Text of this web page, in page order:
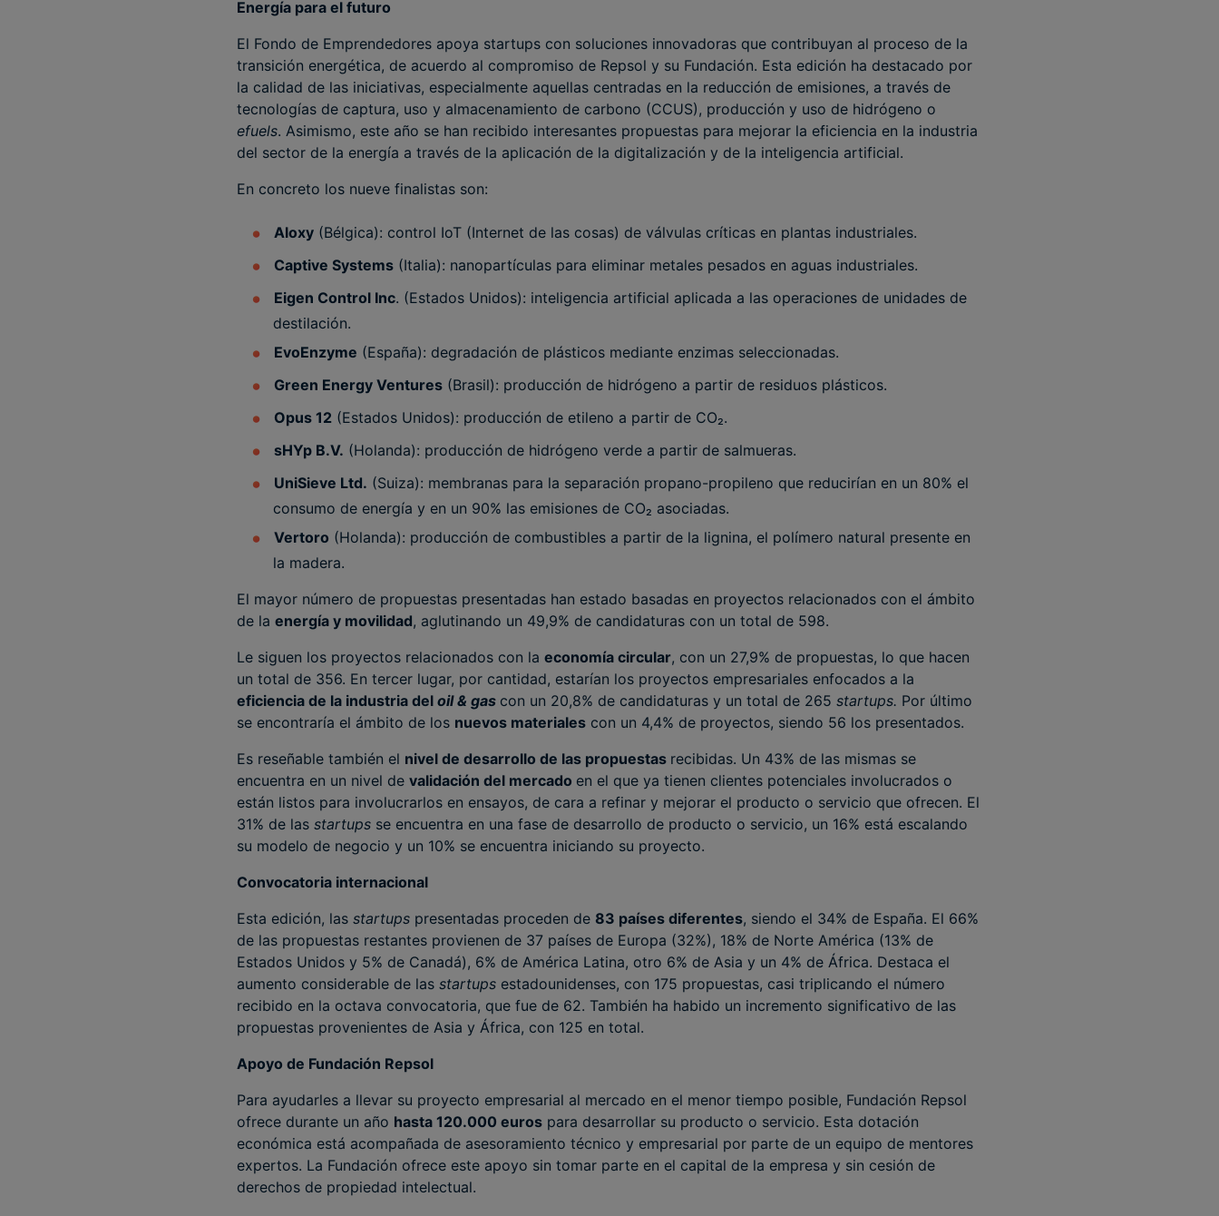
Energía para el futuro
El Fondo de Emprendedores apoya startups con soluciones innovadoras que contribuyan al proceso de la
transición energética, de acuerdo al compromiso de Repsol y su Fundación. Esta edición ha destacado por
la calidad de las iniciativas, especialmente aquellas centradas en la reducción de emisiones, a través de
tecnologías de captura, uso y almacenamiento de carbono (CCUS), producción y uso de hidrógeno o
efuels. Asimismo, este año se han recibido interesantes propuestas para mejorar la eficiencia en la industria
del sector de la energía a través de la aplicación de la digitalización y de la inteligencia artificial.
En concreto los nueve finalistas son:
Aloxy (Bélgica): control IoT (Internet de las cosas) de válvulas críticas en plantas industriales.
Captive Systems (Italia): nanopartículas para eliminar metales pesados en aguas industriales.
Eigen Control Inc. (Estados Unidos): inteligencia artificial aplicada a las operaciones de unidades de
destilación.
EvoEnzyme (España): degradación de plásticos mediante enzimas seleccionadas.
Green Energy Ventures (Brasil): producción de hidrógeno a partir de residuos plásticos.
Opus 12 (Estados Unidos): producción de etileno a partir de CO₂.
sHYp B.V. (Holanda): producción de hidrógeno verde a partir de salmueras.
UniSieve Ltd. (Suiza): membranas para la separación propano-propileno que reducirían en un 80% el
consumo de energía y en un 90% las emisiones de CO₂ asociadas.
Vertoro (Holanda): producción de combustibles a partir de la lignina, el polímero natural presente en
la madera.
El mayor número de propuestas presentadas han estado basadas en proyectos relacionados con el ámbito
de la energía y movilidad, aglutinando un 49,9% de candidaturas con un total de 598.
Le siguen los proyectos relacionados con la economía circular, con un 27,9% de propuestas, lo que hacen
un total de 356. En tercer lugar, por cantidad, estarían los proyectos empresariales enfocados a la
eficiencia de la industria del oil & gas con un 20,8% de candidaturas y un total de 265 startups. Por último
se encontraría el ámbito de los nuevos materiales con un 4,4% de proyectos, siendo 56 los presentados.
Es reseñable también el nivel de desarrollo de las propuestas recibidas. Un 43% de las mismas se
encuentra en un nivel de validación del mercado en el que ya tienen clientes potenciales involucrados o
están listos para involucrarlos en ensayos, de cara a refinar y mejorar el producto o servicio que ofrecen. El
31% de las startups se encuentra en una fase de desarrollo de producto o servicio, un 16% está escalando
su modelo de negocio y un 10% se encuentra iniciando su proyecto.
Convocatoria internacional
Esta edición, las startups presentadas proceden de 83 países diferentes, siendo el 34% de España. El 66%
de las propuestas restantes provienen de 37 países de Europa (32%), 18% de Norte América (13% de
Estados Unidos y 5% de Canadá), 6% de América Latina, otro 6% de Asia y un 4% de África. Destaca el
aumento considerable de las startups estadounidenses, con 175 propuestas, casi triplicando el número
recibido en la octava convocatoria, que fue de 62. También ha habido un incremento significativo de las
propuestas provenientes de Asia y África, con 125 en total.
Apoyo de Fundación Repsol
Para ayudarles a llevar su proyecto empresarial al mercado en el menor tiempo posible, Fundación Repsol
ofrece durante un año hasta 120.000 euros para desarrollar su producto o servicio. Esta dotación
económica está acompañada de asesoramiento técnico y empresarial por parte de un equipo de mentores
expertos. La Fundación ofrece este apoyo sin tomar parte en el capital de la empresa y sin cesión de
derechos de propiedad intelectual.